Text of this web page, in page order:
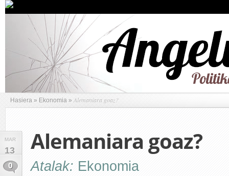
Hasiera » Ekonomia » Alemaniara goaz?
MAR
13
0
Alemaniara goaz?
Atalak: Ekonomia